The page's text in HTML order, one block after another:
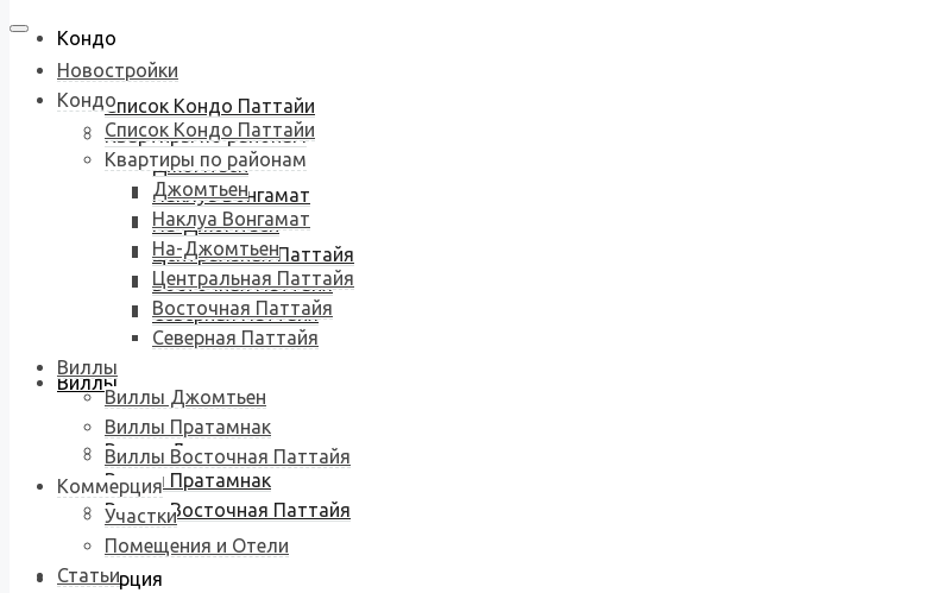
Кондо
Список Кондо Паттайи
Квартиры по районам
Джомтьен
Наклуа Вонгамат
На-Джомтьен
Центральная Паттайя
Восточная Паттайя
Северная Паттайя
Виллы
Виллы Джомтьен
Виллы Пратамнак
Виллы Восточная Паттайя
Коммерция
Новостройки
Кондо
Список Кондо Паттайи
Квартиры по районам
Джомтьен
Наклуа Вонгамат
На-Джомтьен
Центральная Паттайя
Восточная Паттайя
Северная Паттайя
Виллы
Виллы Джомтьен
Виллы Пратамнак
Виллы Восточная Паттайя
Коммерция
Участки
Помещения и Отели
Статьи